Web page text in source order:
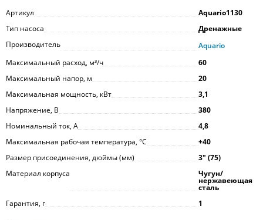
Артикул
Aquario1130
Тип насоса
Дренажные
Производитель
Aquario
Максимальный расход, м³/ч
60
Максимальный напор, м
20
Максимальная мощность, кВт
3,1
Напряжение, В
380
Номинальный ток, А
4,8
Максимальная рабочая температура, °С
+40
Размер присоединения, дюймы (мм)
3ʺ (75)
Материал корпуса
Чугун/
нержавеющая
сталь
Гарантия, г
1